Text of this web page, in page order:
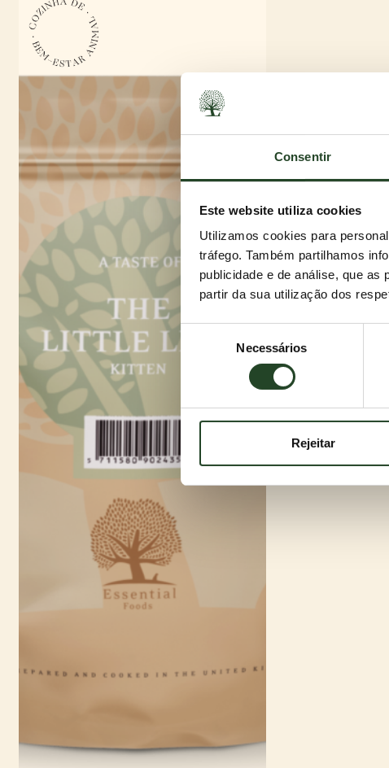
Consentir
Este website utiliza cookies
Utilizamos cookies para
tráfego. Também partilhamos
publicidade e de análise, que
partir da sua utilização dos
Seleção
de
consentimento
Necessários
Rejeitar